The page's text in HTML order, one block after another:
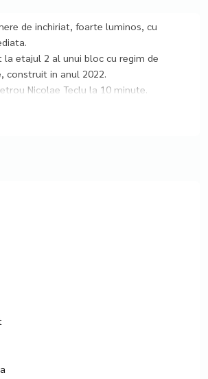
de inchiriat, foarte luminos, cu
etajul 2 al unui bloc cu regim de
construit in anul 2022.
Nicolae Teclu la 10 minute.
Luna + 1 luna garantie.
pe minim 1 an. Comision agentie 50%